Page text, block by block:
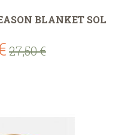
BLANKET SOL
27,50 €